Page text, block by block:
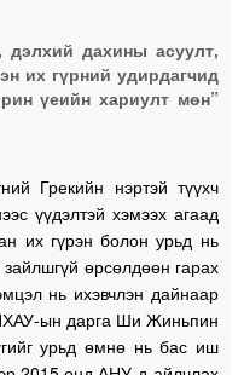
дэлхий дахины асуулт,
их гүрний удирдагчид
үеийн хариулт мөн”
Грекийн нэртэй түүхч
үүдэлтэй хэмээх агаад
их гүрэн болон урьд нь
өрсөлдөөн гарах
нь ихэвчлэн дайнаар
ын дарга Ши Жиньпин
урьд өмнө нь бас иш